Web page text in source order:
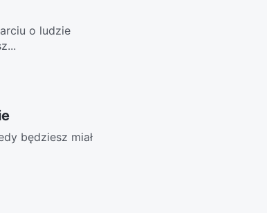
o ludzie
będziesz miał